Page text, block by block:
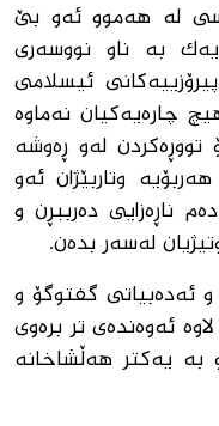
لە هەموو ئەو بێ
بە ناو نووسەری
ئیسلامی
چاره‌یه‌کیان نەماوە
لەو ڕەوشە
وتاربێژان ئەو
ناڕەزایی دەرببڕن و
لەسەر بدەن.
و ئەدەبیاتی گفتوگۆ و
ئەوەندەی تر برەوی
یەکتر هەڵشاخانە